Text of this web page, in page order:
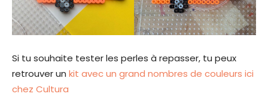
Si tu souhaite tester les perles à repasser, tu peux
retrouver un kit avec un grand nombres de couleurs ici
chez Cultura